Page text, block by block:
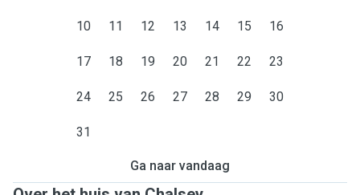
10 11 12 13 14 15 16
17 18 19 20 21 22 23
24 25 26 27 28 29 30
31
Ga naar vandaag